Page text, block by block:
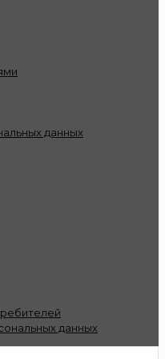
данных
данных